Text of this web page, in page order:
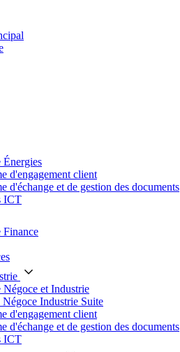
Énergies
d'engagement client
d'échange et de gestion des documents
ICT
Finance
Négoce et Industrie
Industrie Suite
d'engagement client
d'échange et de gestion des documents
ICT